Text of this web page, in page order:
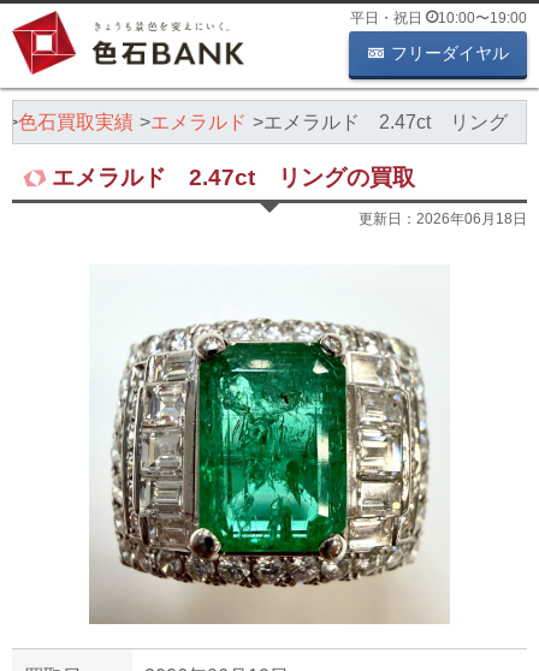
平日・祝日 10:00〜19:00
フリーダイヤル
色石買取実績 エメラルド エメラルド 2.47ct リング
エメラルド 2.47ct リングの買取
更新日： 2026年06月18日